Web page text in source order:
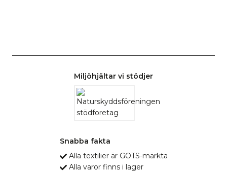
Miljöhjältar vi stödjer
Snabba fakta
Alla textilier är GOTS-märkta
Alla varor finns i lager